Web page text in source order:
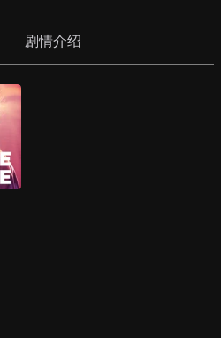
剧情介绍